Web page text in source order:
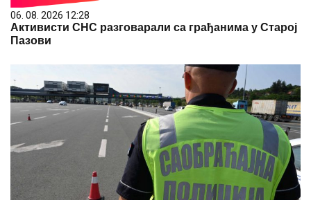
06. 08. 2026 12:28
Активисти СНС разговарали са грађанима у Старој
Пазови